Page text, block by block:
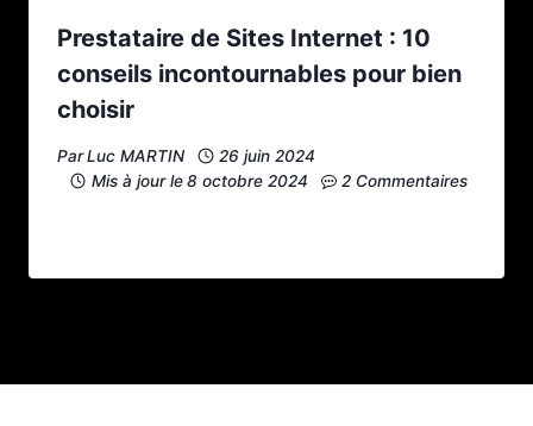
Prestataire de Sites Internet : 10
conseils incontournables pour bien
choisir
ParLuc MARTIN
26 juin 2024
Mis à jour le 8 octobre 2024 2 Commentaires